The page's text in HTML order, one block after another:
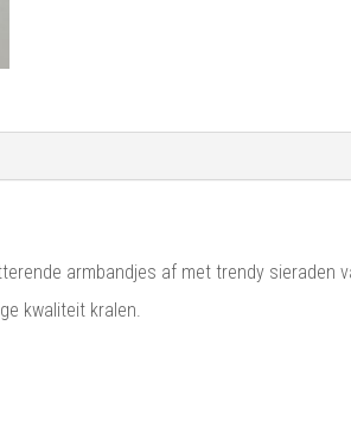
armbandjes af met trendy sieraden
kwaliteit kralen.